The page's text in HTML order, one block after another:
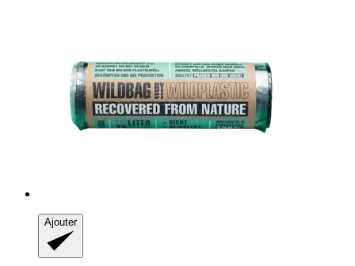
Ajouter